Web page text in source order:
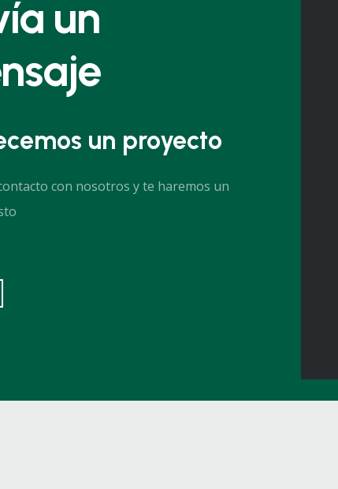
un
un proyecto
con nosotros y te haremos un